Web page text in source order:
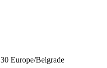
Europe/Belgrade